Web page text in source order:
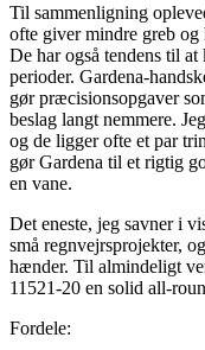
Til sammenligning
ofte giver mindre greb
De har også tendens til
perioder. Gardena-
gør præcisionsopgaver
beslag langt nemmere.
og de ligger ofte et par
gør Gardena til et rigtig
en vane.
Det eneste, jeg savner i
små regnvejrsprojekter,
hænder. Til almindeligt
11521-20 en solid all-
Fordele: